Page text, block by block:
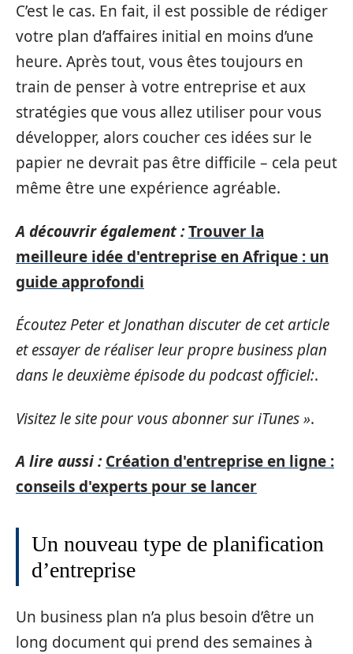
C’est le cas. En fait, il est possible de rédiger
votre plan d’affaires initial en moins d’une
heure. Après tout, vous êtes toujours en
train de penser à votre entreprise et aux
stratégies que vous allez utiliser pour vous
développer, alors coucher ces idées sur le
papier ne devrait pas être difficile – cela peut
même être une expérience agréable.
A découvrir également :Trouver la
meilleure idée d'entreprise en Afrique : un
guide approfondi
Écoutez Peter et Jonathan discuter de cet article
et essayer de réaliser leur propre business plan
dans le deuxième épisode du podcast officiel:.
Visitez le site pour vous abonner sur iTunes ».
A lire aussi : Création d'entreprise en ligne :
conseils d'experts pour se lancer
Un nouveau type de planification
d’entreprise
Un business plan n’a plus besoin d’être un
long document qui prend des semaines à